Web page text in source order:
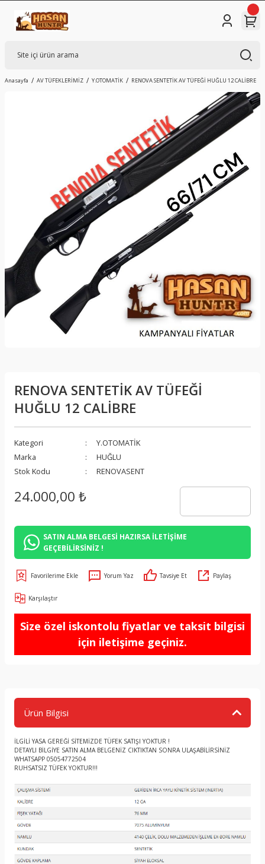
Anasayfa AV TÜFEKLERİMİZ Y.OTOMATİK RENOVA SENTETİK AV TÜFEĞİ HUĞLU 12 CALİBRE
RENOVA SENTETİK AV TÜFEĞİ
HUĞLU 12 CALİBRE
Kategori
Y.OTOMATİK
Marka
HUĞLU
Stok Kodu
RENOVASENT
24.000,00 ₺
SATIN ALMA BELGESİ HAZIRSA İLETİŞİME
GEÇEBİLİRSİNİZ !
Yorum Yaz Tavsiye Et Paylaş
Karşılaştır
Size özel iskontolu fiyatlar ve taksit bilgisi
için iletişime geçiniz.
Ürün Bilgisi
İLGİLİ YASA GEREĞİ SİTEMİZDE TÜFEK SATIŞI YOKTUR !
DETAYLI BİLGİYE SATIN ALMA BELGENİZ CIKTIKTAN SONRA ULAŞABİLİRSİNİZ
WHATSAPP 05054772504
RUHSATSIZ TÜFEK YOKTUR!!!